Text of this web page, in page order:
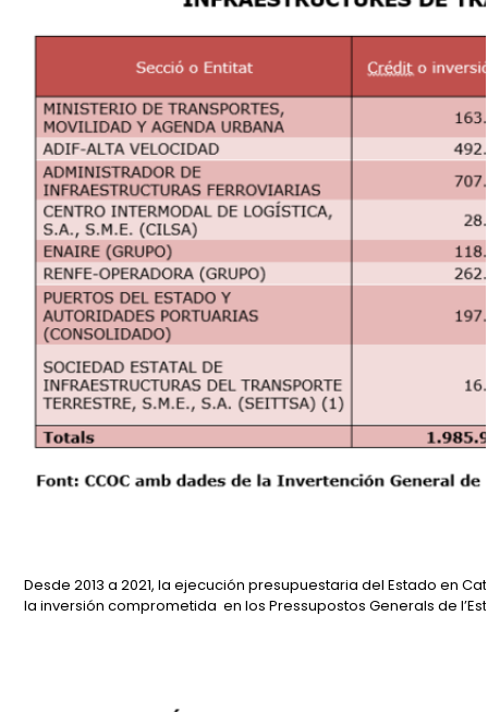
Desde 2013 a 2021, la ejecución presupuestaria del Estado en
la inversión comprometida en los Pressupostos Generals de